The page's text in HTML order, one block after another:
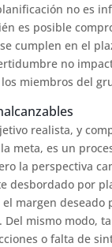
no es
es posible
cumplen en el
no
miembros del
realista, y
meta, es un
la perspectiva
desbordado por
margen deseado
Del mismo modo,
o falta de